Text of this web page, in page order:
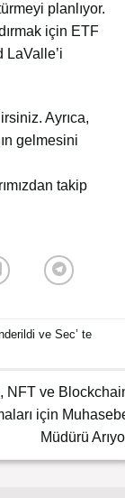
planlıyor.
için ETF
LaValle’i
Ayrıca,
gelmesini
takip
veSec’ te
NFT ve
için
Müdürü